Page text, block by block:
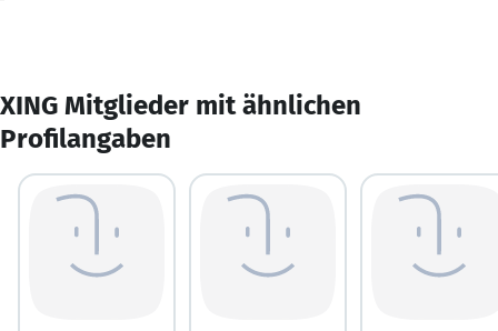
XING Mitglieder mit ähnlichen
Profilangaben